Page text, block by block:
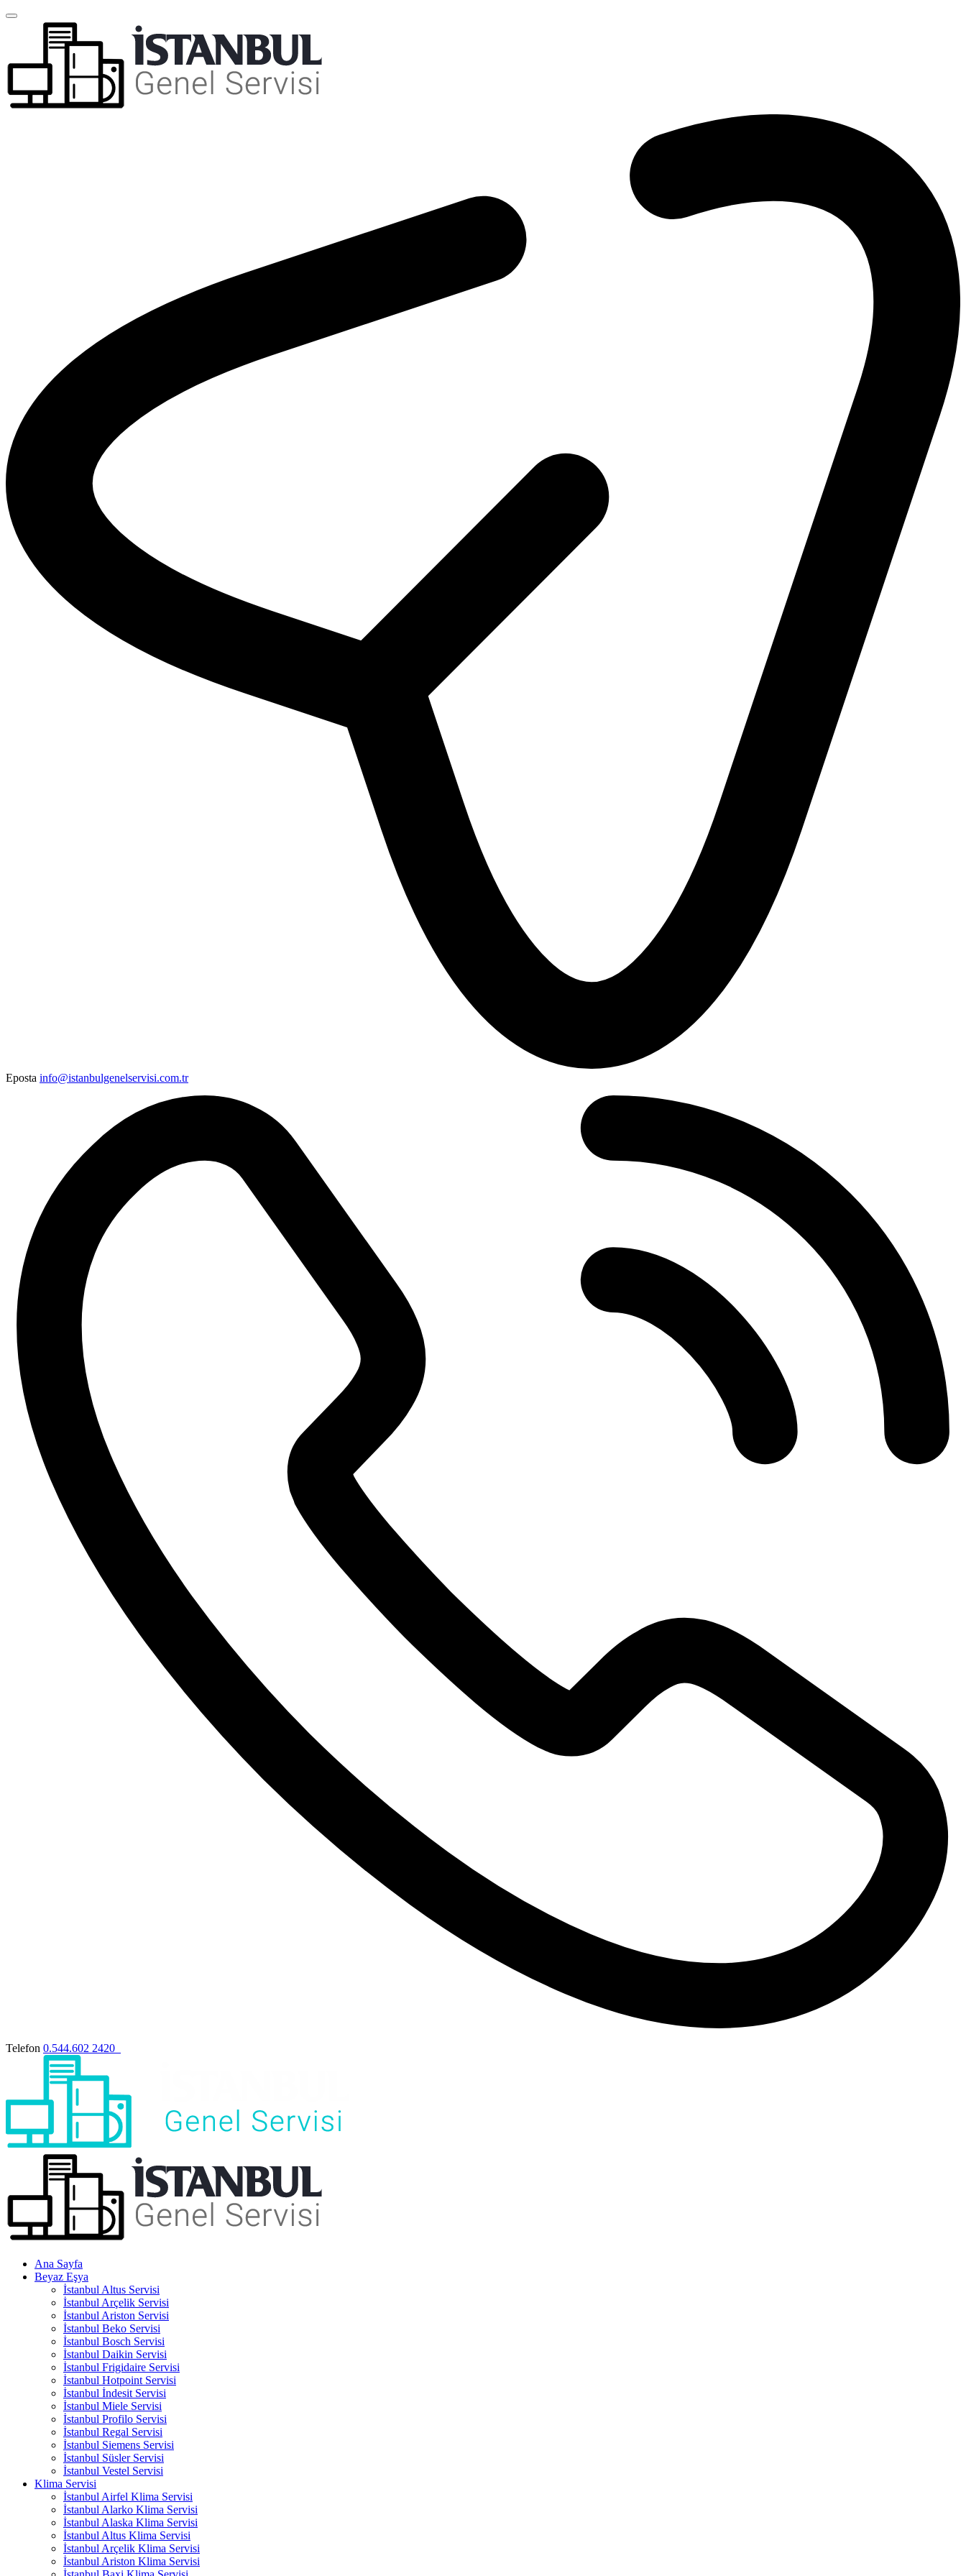
Eposta info@istanbulgenelservisi.com.tr
Telefon 0.544.602 2420
Ana Sayfa
Beyaz Eşya
İstanbul Altus Servisi
İstanbul Arçelik Servisi
İstanbul Ariston Servisi
İstanbul Beko Servisi
İstanbul Bosch Servisi
İstanbul Daikin Servisi
İstanbul Frigidaire Servisi
İstanbul Hotpoint Servisi
İstanbul İndesit Servisi
İstanbul Miele Servisi
İstanbul Profilo Servisi
İstanbul Regal Servisi
İstanbul Siemens Servisi
İstanbul Süsler Servisi
İstanbul Vestel Servisi
Klima Servisi
İstanbul Airfel Klima Servisi
İstanbul Alarko Klima Servisi
İstanbul Alaska Klima Servisi
İstanbul Altus Klima Servisi
İstanbul Arçelik Klima Servisi
İstanbul Ariston Klima Servisi